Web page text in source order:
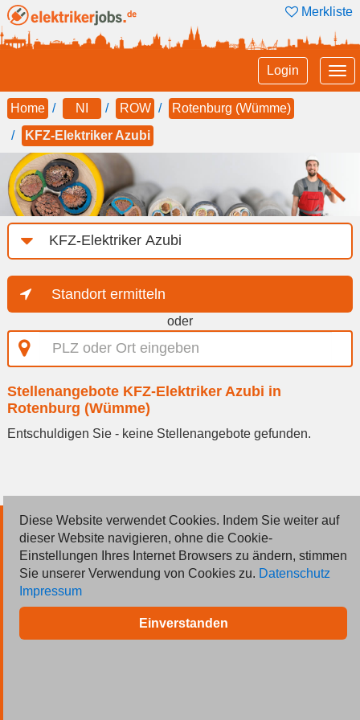
Merkliste
Login
Home NI ROW
Rotenburg (Wümme)
KFZ-Elektriker Azubi
Job-
Kategorie
Standort ermitteln
oder
PLZ
oder
eingeben
Stellenangebote KFZ-Elektriker Azubi in
Rotenburg (Wümme)
Entschuldigen Sie - keine Stellenangebote gefunden.
© 2026 Deutsche Jobmarkt GmbH
Inserieren
Kontakt
Diese Website verwendet Cookies. Indem Sie weiter auf
dieser Website navigieren, ohne die Cookie-
Einstellungen Ihres Internet Browsers zu ändern, stimmen
Sie unserer Verwendung von Cookies zu. Datenschutz
Impressum
Einverstanden